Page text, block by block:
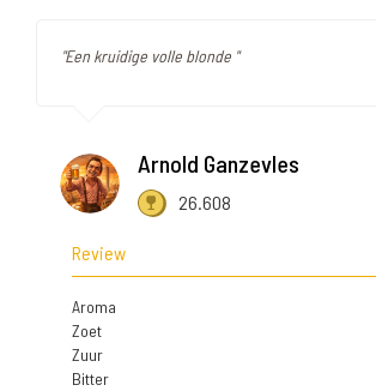
"Een kruidige volle blonde "
Arnold Ganzevles
26.608
Review
Aroma
Zoet
Zuur
Bitter